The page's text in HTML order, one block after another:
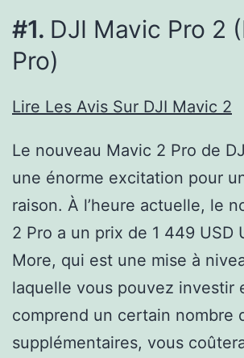
#1. DJI Mavic Pro 2
Pro)
Lire Les Avis Sur DJI Mavic 2
Le nouveau Mavic 2 Pro de
une énorme excitation pour
raison. À l’heure actuelle, le
2 Pro a un prix de 1 449 USD
More, qui est une mise à
laquelle vous pouvez investir
comprend un certain nombre
supplémentaires, vous